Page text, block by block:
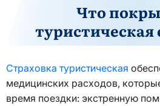
Что
туристическая
Страховка туристическая
медицинских расходов,
время поездки: экстренную